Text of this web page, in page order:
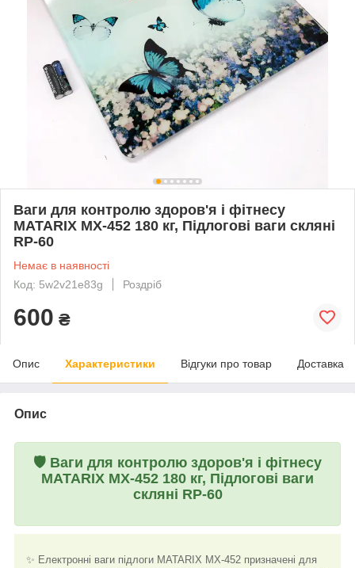
Ваги для контролю здоров'я і фітнесу
MATARIX MX-452 180 кг, Підлогові ваги скляні
RP-60
Немає в наявності
Код: 5w2v21e83g
Роздріб
600 ₴
Опис Характеристики Відгуки про товар Доставка
Опис
🛡️ Ваги для контролю здоров'я і фітнесу
MATARIX MX-452 180 кг, Підлогові ваги
скляні RP-60
✨ Електронні ваги підлоги MATARIX MX-452 призначені для